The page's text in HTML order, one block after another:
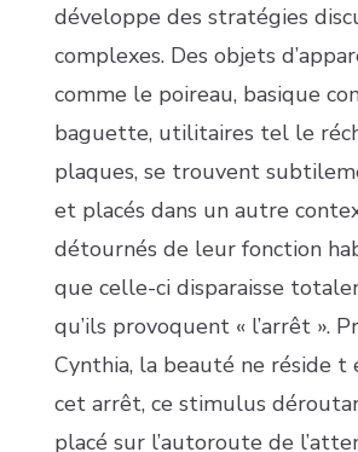
développe des stratégies
complexes. Des objets
comme le poireau, basique
baguette, utilitaires tel le
plaques, se trouvent
et placés dans un autre
détournés de leur fonction
que celle-ci disparaisse
qu’ils provoquent « l’arrêt ».
Cynthia, la beauté ne réside t
cet arrêt, ce stimulus
placé sur l’autoroute de